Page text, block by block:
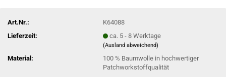
Art.Nr.:
K64088
Lieferzeit:
ca. 5 - 8 Werktage
(Ausland abweichend)
Material:
100 % Baumwolle in hochwertiger
Patchworkstoffqualität